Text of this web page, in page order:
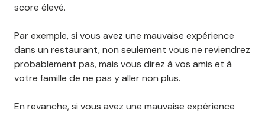
score élevé.
Par exemple, si vous avez une mauvaise expérience
dans un restaurant, non seulement vous ne reviendrez
probablement pas, mais vous direz à vos amis et à
votre famille de ne pas y aller non plus.
En revanche, si vous avez une mauvaise expérience